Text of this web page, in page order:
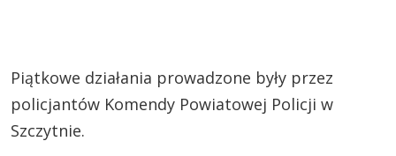
Piątkowe działania prowadzone były przez
policjantów Komendy Powiatowej Policji w
Szczytnie.